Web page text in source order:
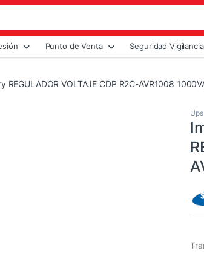
Punto de Venta Seguridad Vigilancia
REGULADOR VOLTAJE CDP R2C-AVR1008
Ups